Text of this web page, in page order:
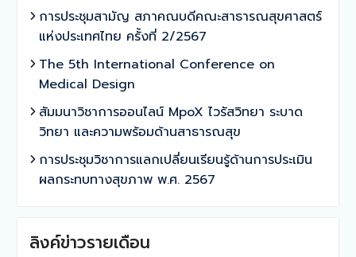
การประชุมสามัญ สภาคณบดีคณะสาธารณสุขศาสตร์
แห่งประเทศไทย ครั้งที่ 2/2567
The 5th International Conference on
Medical Design
สัมมนาวิชาการออนไลน์ MpoX ไวรัสวิทยา ระบาด
วิทยา และความพร้อมด้านสาธารณสุข
การประชุมวิชาการแลกเปลี่ยนเรียนรู้ด้านการประเมิน
ผลกระทบทางสุขภาพ พ.ศ. 2567
ลิงค์ข่าวรายเดือน